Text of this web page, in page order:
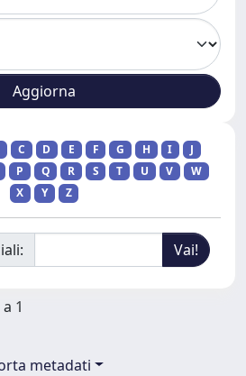
C D E F G H I
J
P Q R S T U V
W
X
Y Z
1
metadati